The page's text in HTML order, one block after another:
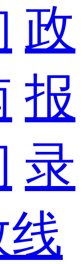
政
报
录